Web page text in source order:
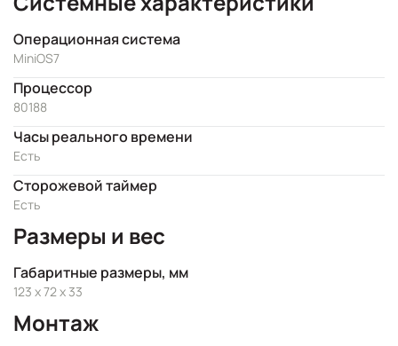
Операционная система
MiniOS7
Процессор
80188
Часы реального времени
Есть
Сторожевой таймер
Есть
Размеры и вес
Габаритные размеры, мм
123 x 72 x 33
Монтаж